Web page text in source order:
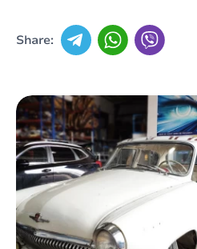
Share: